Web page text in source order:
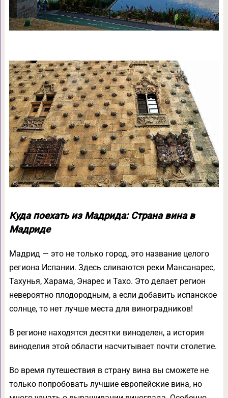
Куда поехать из Мадрида: Страна вина в
Мадриде
Мадрид — это не только город, это название целого
региона Испании. Здесь сливаются реки Мансанарес,
Тахунья, Харама, Энарес и Тахо. Это делает регион
невероятно плодородным, а если добавить испанское
солнце, то нет лучше места для виноградников!
В регионе находятся десятки виноделен, а история
виноделия этой области насчитывает почти столетие.
Во время путешествия в страну вина вы сможете не
только попробовать лучшие европейские вина, но